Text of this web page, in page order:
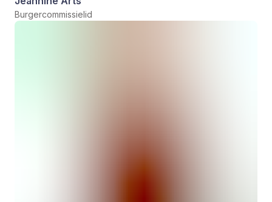
Burgercommissielid